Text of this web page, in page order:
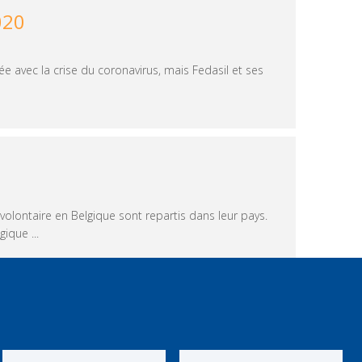
avec la crise du coronavirus, mais Fedasil et ses
en Belgique sont repartis dans leur pays.
...